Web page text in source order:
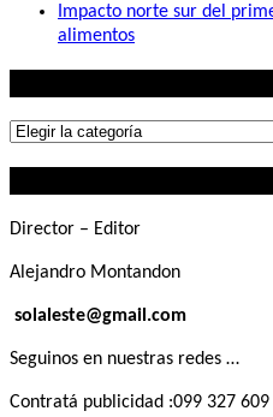
Impacto norte sur del
alimentos
Lo
Director – Editor
Alejandro Montandon
solaleste@gmail.com
Seguinos en nuestras redes …
Contratá publicidad :099 327 609